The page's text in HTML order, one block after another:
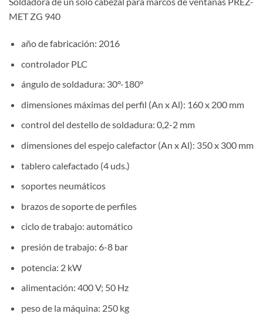
MET ZG 940
año de fabricación: 2016
controlador PLC
ángulo de soldadura: 30°-180°
dimensiones máximas del perfil (An x Al): 160 x 200 mm
control del destello de soldadura: 0,2-2 mm
dimensiones del espejo calefactor (An x Al): 350 x 300 mm
tablero calefactado (4 uds.)
soportes neumáticos
brazos de soporte de perfiles
ciclo de trabajo: automático
presión de trabajo: 6-8 bar
potencia: 2 kW
alimentación: 400 V; 50 Hz
peso de la máquina: 250 kg